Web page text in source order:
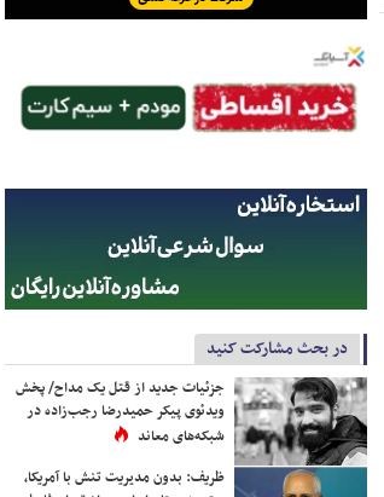
در بحث مشارکت کنید
جزئیات جدید از قتل یک مداح/ پخش
ویدئوی پیکر حمیدرضا رجب‌زاده در
شبکه‌های معاند
ظریف: بدون مدیریت تنش با آمریکا،